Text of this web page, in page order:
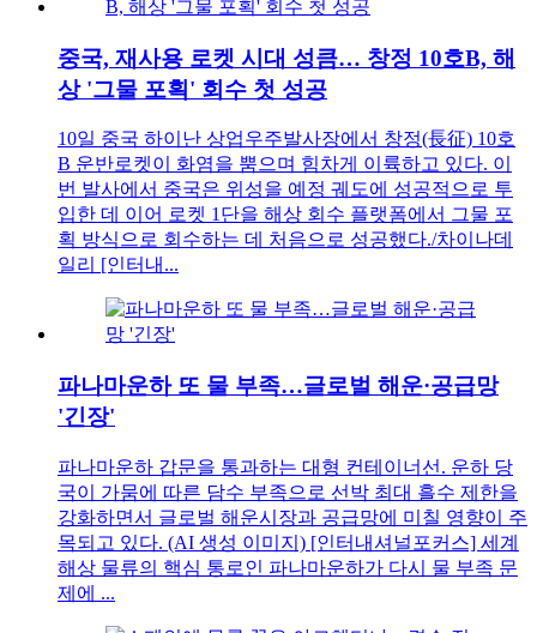
중국, 재사용 로켓 시대 성큼… 창정 10호B, 해
상 '그물 포획' 회수 첫 성공
10일 중국 하이난 상업우주발사장에서 창정(長征) 10호
B 운반로켓이 화염을 뿜으며 힘차게 이륙하고 있다. 이
번 발사에서 중국은 위성을 예정 궤도에 성공적으로 투
입한 데 이어 로켓 1단을 해상 회수 플랫폼에서 그물 포
획 방식으로 회수하는 데 처음으로 성공했다./차이나데
일리 [인터내...
파나마운하 또 물 부족…글로벌 해운·공급망
'긴장'
파나마운하 갑문을 통과하는 대형 컨테이너선. 운하 당
국이 가뭄에 따른 담수 부족으로 선박 최대 흘수 제한을
강화하면서 글로벌 해운시장과 공급망에 미칠 영향이 주
목되고 있다. (AI 생성 이미지) [인터내셔널포커스] 세계
해상 물류의 핵심 통로인 파나마운하가 다시 물 부족 문
제에 ...